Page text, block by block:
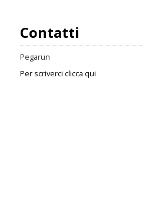
Contatti
Pegarun
Per scriverci clicca qui